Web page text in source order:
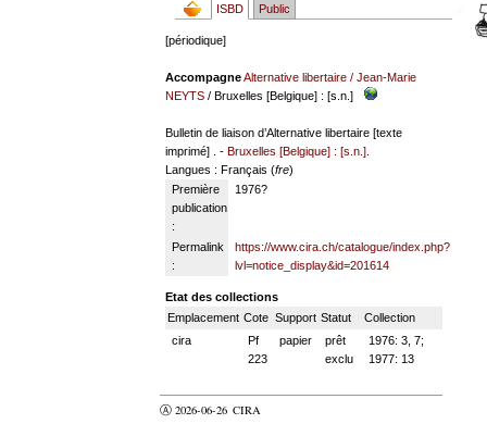
ISBD Public
[périodique]
AccompagneAlternative libertaire /Jean-Marie
NEYTS / Bruxelles [Belgique] : [s.n.]
Bulletin de liaison d’Alternative libertaire [texte
imprimé] . -Bruxelles [Belgique] : [s.n.]
Langues : Français (fre)
Première
publication
:
1976?
Permalink
:
https://www.cira.ch/catalogue/index.php?
lvl=notice_display&id=201614
Etat des collections
Emplacement Cote Support Statut
Collection
cira
Pf
223
papier
prêt
exclu
1976: 3, 7;
1977: 13
Ⓐ 2026-06-26 CIRA